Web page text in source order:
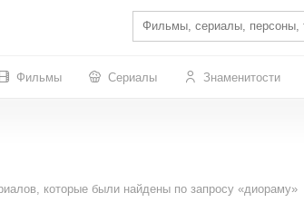
Фильмы Сериалы Знаменитости
которые были найдены по запросу «диораму»